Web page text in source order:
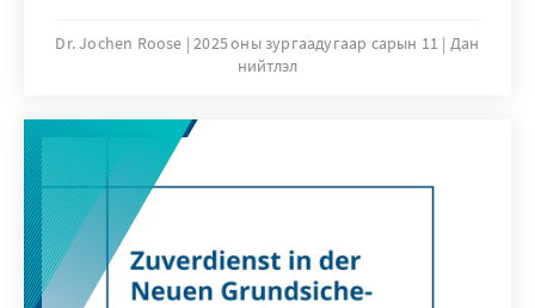
verfahren zur Anwendung, das aufgrund der
beiden tatsächlichen Einkommen die zu
entsprechend auf beide Einkommen anteilig
anwendet. Damit wird die tatsächliche
Steuerlast nicht erst mit der
Einkommenssteuererklärung sichtbar,
sondern bereits jeden Monat bei der
Gehaltsauszahlung. Die Steuerbelastung wird
Dr. Jochen Roose 2025 оны зургаадугаар сарын 11
Дан
нийтлэл